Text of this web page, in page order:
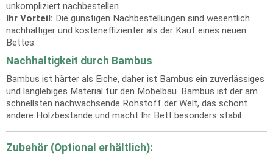
unkompliziert nachbestellen.
Ihr Vorteil: Die günstigen Nachbestellungen sind wesentlich
nachhaltiger und kosteneffizienter als der Kauf eines neuen
Bettes.
Nachhaltigkeit durch Bambus
Bambus ist härter als Eiche, daher ist Bambus ein zuverlässiges
und langlebiges Material für den Möbelbau. Bambus ist der am
schnellsten nachwachsende Rohstoff der Welt, das schont
andere Holzbestände und macht Ihr Bett besonders stabil.
Zubehör (Optional erhältlich):